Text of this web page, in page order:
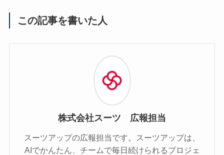
この記事を書いた人
株式会社スーツ 広報担当
スーツアップの広報担当です。スーツアップは、
AIでかんたん、チームで毎日続けられるプロジェ